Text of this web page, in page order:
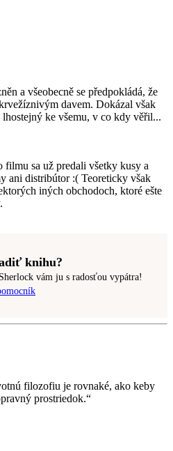
a všeobecně se předpokládá, že
davem. Dokázal však
ke všemu, v co kdy věřil...
filmu sa už predali všetky kusy a
ani distribútor :( Teoreticky však
iných obchodoch, ktoré ešte
knihu?
vám ju s radosťou vypátra!
filozofiu je rovnaké, ako keby
prostriedok.